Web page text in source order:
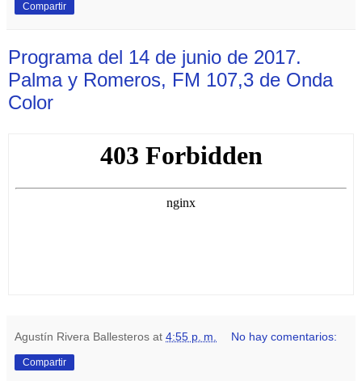
Compartir
Programa del 14 de junio de 2017.
Palma y Romeros, FM 107,3 de Onda
Color
Agustín Rivera Ballesteros at 4:55 p. m. No hay comentarios:
Compartir